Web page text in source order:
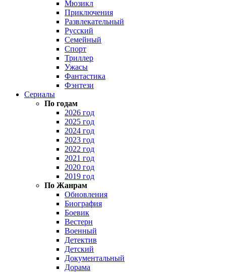
Мюзикл
Приключения
Развлекательный
Русский
Семейный
Спорт
Триллер
Ужасы
Фантастика
Фэнтези
Сериалы
По годам
2026 год
2025 год
2024 год
2023 год
2022 год
2021 год
2020 год
2019 год
По Жанрам
Обновления
Биография
Боевик
Вестерн
Военный
Детектив
Детский
Документальный
Дорама